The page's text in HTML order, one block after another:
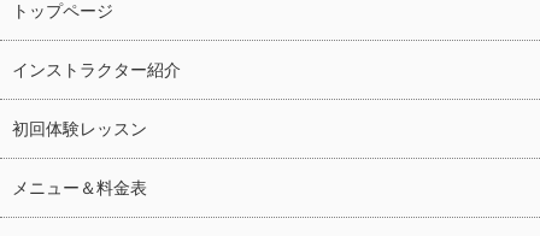
トップページ
インストラクター紹介
初回体験レッスン
メニュー＆料金表